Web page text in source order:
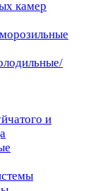
камер
и